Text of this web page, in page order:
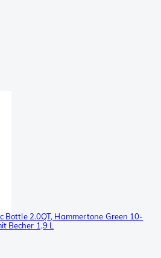
Bottle 2.0QT, Hammertone Green 10-
Becher 1,9 L